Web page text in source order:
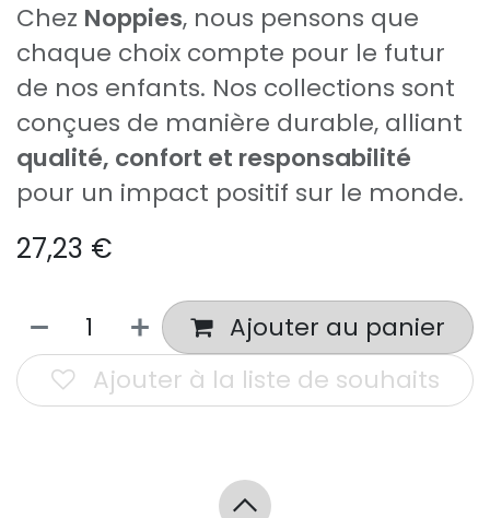
Chez Noppies, nous pensons que
chaque choix compte pour le futur
de nos enfants. Nos collections sont
conçues de manière durable, alliant
qualité, confort et responsabilité
pour un impact positif sur le monde.
27,23 €
Ajouter au panier
Ajouter à la liste de souhaits